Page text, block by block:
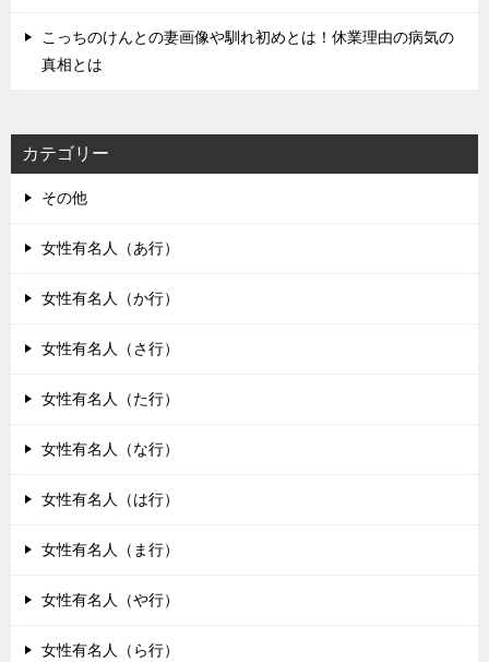
こっちのけんとの妻画像や馴れ初めとは！休業理由の病気の
真相とは
カテゴリー
その他
女性有名人（あ行）
女性有名人（か行）
女性有名人（さ行）
女性有名人（た行）
女性有名人（な行）
女性有名人（は行）
女性有名人（ま行）
女性有名人（や行）
女性有名人（ら行）